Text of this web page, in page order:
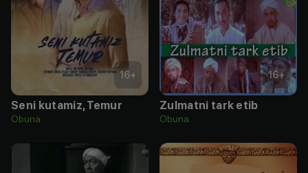
16+
Seni kutamiz, Temur
Obuna
16+
Zulmatni tark etib
Obuna